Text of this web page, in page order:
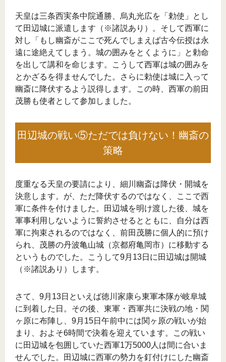
天皇は三条西実条中院通勝、烏丸光広を「勅使」とし
て田辺城に派遣します（※諸説あり）。そして西軍に
対し「もし幽斎がここで死んでしまえば古今伝授は永
遠に途絶えてしまう。城の囲みをとくように」と勅命
を出して講和を命じます。こうして西軍は城の囲みを
とかざるを得ませんでした。さらに勅使は城に入って
幽斎に降伏するよう説得します。この時、西軍の前田
茂勝も使者として参加しました。
田辺城の戦い⑤ただでは負けない！幽斎の
策略
度重なる天皇の要請により、細川幽斎は降伏・開城を
決意します。が、ただ降伏するのではなく、ここで西
軍に条件を付けました。田辺城を明け渡した後、城を
軍事利用しないように誓約させるとともに、自分は西
軍に拘束されるのではなく、前田茂勝に個人的に預け
られ、茂勝の丹波亀山城（京都府亀岡市）に移動する
というものでした。こうして9月13日に田辺城は開城
（※諸説あり）します。
さて、9月13日といえば徳川家康ら東軍本隊が岐阜城
に到着した日。その後、東軍・西軍共に決戦の地・関
ヶ原に布陣し、9月15日午前中には関ヶ原の戦いが始
まり、およそ6時間で決着を迎えています。この戦い
に田辺城を包囲していた西軍1万5000人は間に合いま
せんでした。田辺城に西軍の勢力を釘付けにした幽斎